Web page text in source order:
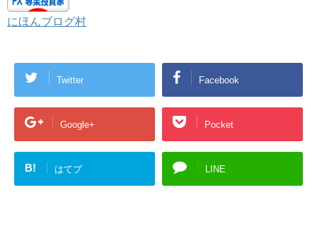
にほんブログ村
Twitter Facebook
Google+ Pocket
B! はてブ LINE